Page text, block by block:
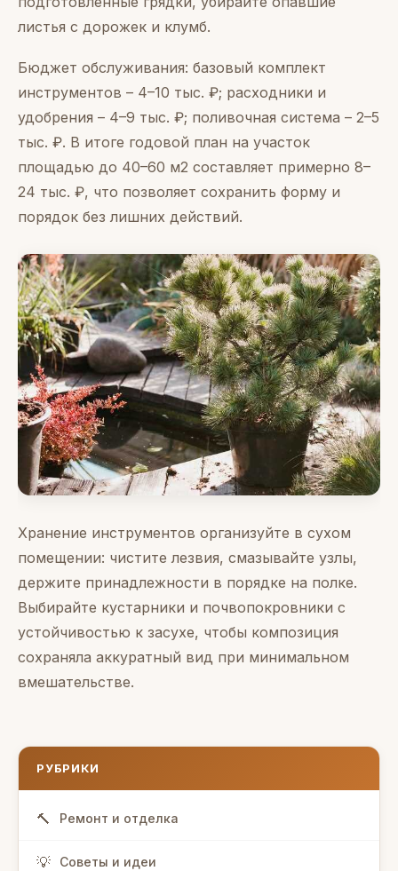
листья с дорожек и клумб.
Бюджет обслуживания: базовый комплект
инструментов – 4–10 тыс. ₽; расходники и
удобрения – 4–9 тыс. ₽; поливочная система – 2–5
тыс. ₽. В итоге годовой план на участок
площадью до 40–60 м2 составляет примерно 8–
24 тыс. ₽, что позволяет сохранить форму и
порядок без лишних действий.
Хранение инструментов организуйте в сухом
помещении: чистите лезвия, смазывайте узлы,
держите принадлежности в порядке на полке.
Выбирайте кустарники и почвопокровники с
устойчивостью к засухе, чтобы композиция
сохраняла аккуратный вид при минимальном
вмешательстве.
РУБРИКИ
Ремонт и отделка
Советы и идеи